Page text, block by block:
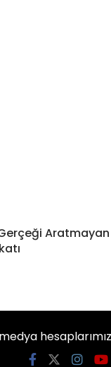
Aratmayan